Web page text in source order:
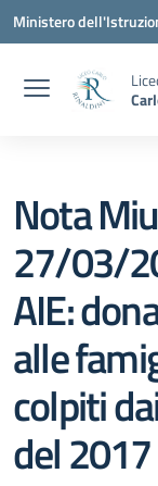
Vai ai contenuti
Vai al menu di
Vai al footer
Ministero
Nota
27/03/
AIE:
alle
colpiti
del 2017